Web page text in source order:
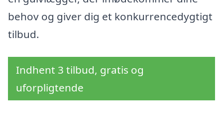
behov og giver dig et konkurrencedygtigt
tilbud.
Indhent 3 tilbud, gratis og
uforpligtende